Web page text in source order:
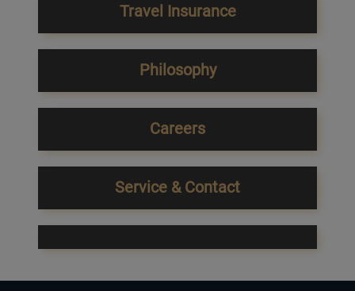
Travel Insurance
Philosophy
Careers
Service & Contact